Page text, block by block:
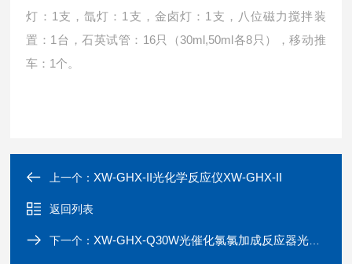
灯：1支，氙灯：1支，金卤灯：1支，八位磁力搅拌装
置：1台，石英试管：16只（30ml,50ml各8只），移动推
车：1个。
上一个：XW-GHX-II光化学反应仪XW-GHX-II
返回列表
下一个：XW-GHX-Q30W光催化氯氯加成反应器光化学反应仪xpa